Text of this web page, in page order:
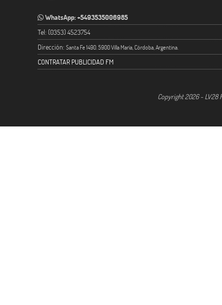
WhatsApp: +5493535006985
Tel: (0353) 4523754
Dirección: Santa Fe 1490. 5900 Villa María, Córdoba, Argentina.
CONTRATAR PUBLICIDAD FM
Copyright 2026 - LV28